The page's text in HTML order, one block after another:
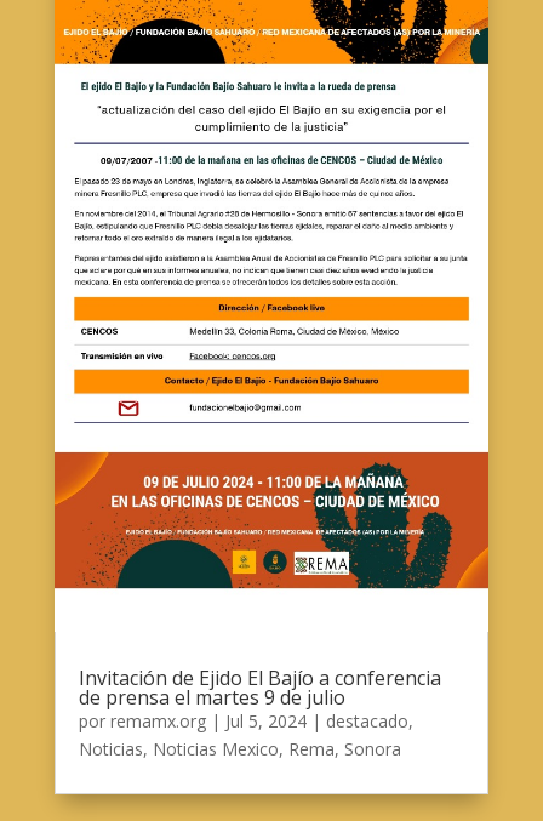
Invitación de Ejido El Bajío a conferencia
de prensa el martes 9 de julio
por remamx.org| Jul 5, 2024| destacado,
Noticias, Noticias Mexico, Rema, Sonora